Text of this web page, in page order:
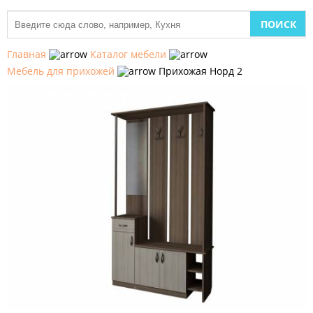
Главная
Каталог мебели
Мебель для прихожей
Прихожая Норд 2
МЕБЕЛЬ
КУХНИ